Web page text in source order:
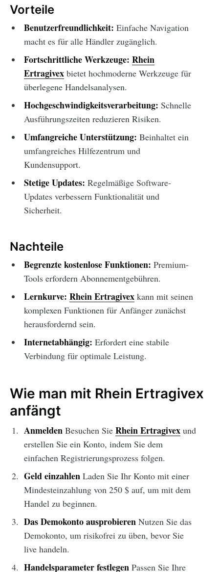
Vorteile
Benutzerfreundlichkeit: Einfache Navigation
macht es für alle Händler zugänglich.
Fortschrittliche Werkzeuge: Rhein
Ertragivexbietet hochmoderne Werkzeuge für
überlegene Handelsanalysen.
Hochgeschwindigkeitsverarbeitung: Schnelle
Ausführungszeiten reduzieren Risiken.
Umfangreiche Unterstützung: Beinhaltet ein
umfangreiches Hilfezentrum und
Kundensupport.
Stetige Updates: Regelmäßige Software-
Updates verbessern Funktionalität und
Sicherheit.
Nachteile
Begrenzte kostenlose Funktionen: Premium-
Tools erfordern Abonnementgebühren.
Lernkurve: Rhein Ertragivexkann mit seinen
komplexen Funktionen für Anfänger zunächst
herausfordernd sein.
Internetabhängig: Erfordert eine stabile
Verbindung für optimale Leistung.
Wie man mit Rhein Ertragivex
anfängt
AnmeldenBesuchen Sie Rhein Ertragivexund
erstellen Sie ein Konto, indem Sie dem
einfachen Registrierungsprozess folgen.
Geld einzahlenLaden Sie Ihr Konto mit einer
Mindesteinzahlung von 250 $ auf, um mit dem
Handel zu beginnen.
Das Demokonto ausprobierenNutzen Sie das
Demokonto, um risikofrei zu üben, bevor Sie
live handeln.
Handelsparameter festlegenPassen Sie Ihre